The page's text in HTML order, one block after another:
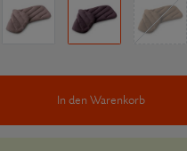
In den Warenkorb